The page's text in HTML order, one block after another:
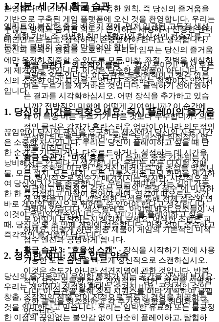
1. 기본: 세 가지 황금 습관
엘리트의 복잡한 춤을 배우기 전에, 먼저 일관된 고득점 생성
을 위한 기반, 즉 평범한 취미 생활가와 헌신적인 전술가를 구
분하는 불변의 습관을 만들어야 합니다.
황금 습관 1: "의도적인 클릭"- "감자 꾸미기!"에서 모든
클릭은 약속입니다. 이 습관은 무작위적이고 생각 없는
버튼 누르기를 제거하는 것입니다. 클릭하기 전에 원하
는 결과를 시각화하십시오. 어떤 장식을 추가하고 있습
니까? 전반적인 미학에 어떻게 기여합니까? 이 순간에
왜 이 특정 버튼 누르기가 다른 것보다 우수합니까? 의도
적인 클릭은 감자가 혼란스러운 엉망이 아니라 의도적인
구성이 되도록 보장하며, "완료" 보너스에 직접적인 영
향을 미칩니다.
황금 습관 2: "미적 흐름"- 이 습관은 종종 간과되는 시
각적 조화의 미묘한 "숨겨진 메커니즘"에 초점을 맞춥니
다. 명시적으로 점수가 매겨지지는 않지만, 시각적으로
일관되고 매력적인 감자는 무형의 "존경 점수"에 미묘하
게 영향을 미치며, 광범위한 분석을 통해 전체 점수와 연
관되어 있습니다. 색상 팔레트, 아이템 배치, 요소들이 서
로 어떻게 보완하는지 생각해 보세요. 어색한 조합은 피
하세요. 이렇게 하면 최종 제품이 게임의 기본적인 미적
점수 엔진과 공명하게 됩니다.
황금 습관 3: "효율성 스캔"- 장식을 시작하기 전에 사용
가능한 모든 옵션을 빠르게 정신적으로 스캔하십시오.
이것은 속도가 아니라 선견지명에 관한 것입니다. 반복
적인 요소, 독특한 장식, 잠재적인 "앵커" 장식을 식별합
니다. 이 습관을 통해 장식 시퀀스를 미리 계획하여 불필
요한 클릭을 최소화하고 각 추가의 영향을 최대화할 수
있습니다.
환영합니다. 단 하나의 확고부동한 원칙, 즉 당신의 즐거움을
기반으로 구축된 게임 플랫폼에 오신 것을 환영합니다. 우리는
수많은 방해와 숨겨진 의도가 존재하는 세상에서 진정한 엔터
테인먼트는 쉽고, 정직하며, 존중받아야 한다고 생각합니다.
당신의 플레이 경험을 보호하는 우리의 임무는 당신의 즐거움
에만 온전히 집중할 수 있도록 모든 마찰, 좌절, 장벽을 세심하
게 제거하는 것입니다. 이것은 단순한 플랫폼이 아닙니다. 당
신의 소중한 여가 시간을 무엇보다 존중하는 철학이자 안식처
입니다.
1. 당신의 시간을 되찾으세요: 즉시 플레이의 즐거움
끊임없이 당신의 관심을 요구하는 세상에서 당신의 자유 시간
은 소중한 자산입니다. 우리는 당신이 플레이하고 싶을 때 단
한 순간도 기다리거나, 다운로드하거나, 설정하는 데 시간을
낭비해서는 안 된다고 생각합니다. 우리는 모든 디지털 장애
물, 모든 설치, 모든 패치, 모든 고통스러운 로딩 화면을 제거하
여 당신의 시간을 존중합니다. 우리는 재미로 가는 길이 가능
한 한 즉각적이고 마찰이 없어야 하며, 영감이 떠오르는 순간
바로 게임의 핵심으로 뛰어들 수 있어야 한다고 생각합니다.
이것이 우리의 약속입니다.감자 꾸미기! 를 플레이하고 싶을
때, 당신은 몇 초 만에 게임에 접속합니다. 마찰 없이, 순수하고
즉각적인 즐거움만 남습니다.
2. 정직한 재미: 제로 압력 약속
당신의 즐거움만이 유일한 통화가 되는 공간을 상상해 보세요.
우리는 게임에서 진정한 환대는 숨겨진 비용, 공격적인 수익
창출, 조작적인 전술 없이 진정으로 무료인 경험을 제공하는
것을 의미한다고 믿습니다. 우리는 임박한 유료화 또는 불공정
한 이점의 끊임없는 불안감 없이 단순히 플레이하고, 탐험하